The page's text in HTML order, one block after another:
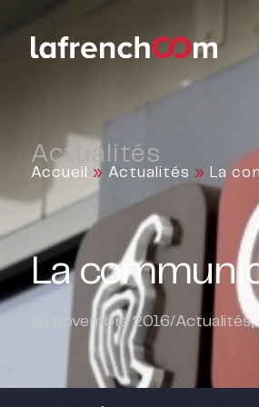
Actualités
Accueil » Actualités » La
La
15 novembre 2016/Actualités,